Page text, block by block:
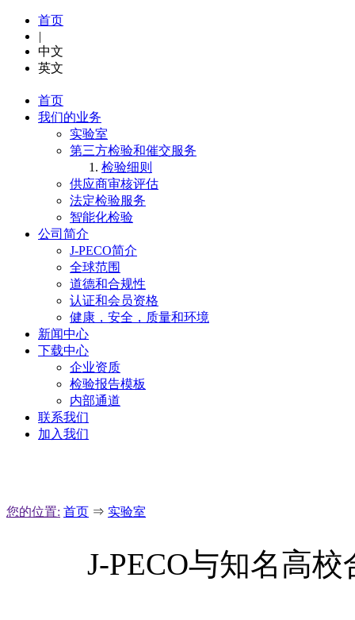
首页
|
中文
英文
首页
我们的业务
实验室
第三方检验和催交服务
检验细则
供应商审核评估
法定检验服务
智能化检验
公司简介
J-PECO简介
全球范围
道德和合规性
认证和会员资格
健康，安全，质量和环境
新闻中心
下载中心
企业资质
检验报告模板
内部通道
联系我们
加入我们
您的位置: 首页 ⇒ 实验室
J-PECO与知名高